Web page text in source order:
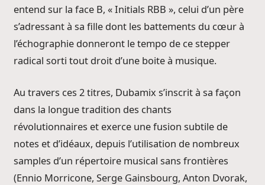
entend sur la face B, « Initials RBB », celui d’un père
s’adressant à sa fille dont les battements du cœur à
l’échographie donneront le tempo de ce stepper
radical sorti tout droit d’une boite à musique.
Au travers ces 2 titres, Dubamix s’inscrit à sa façon
dans la longue tradition des chants
révolutionnaires et exerce une fusion subtile de
notes et d’idéaux, depuis l’utilisation de nombreux
samples d’un répertoire musical sans frontières
(Ennio Morricone, Serge Gainsbourg, Anton Dvorak,